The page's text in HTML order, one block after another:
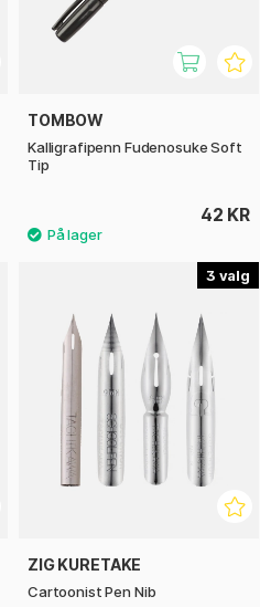
TOMBOW
Kalligrafipenn Fudenosuke Soft
Tip
42 KR
3
ZIG KURETAKE
Cartoonist Pen Nib